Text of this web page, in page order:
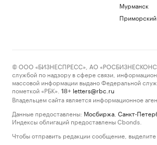
Мурманск
© ООО «БИЗНЕСПРЕСС», АО
службой по надзору в сфере связи,
массовой информации выдано Федеральной
пометкой «РБК».
18+ letters@rbc.ru
Владельцем сайта является информационное
Данные предоставлены: Мосбиржа Санкт-
Индексы облигаций предоставлены Cbonds.
Чтобы отправить редакции сообщение,